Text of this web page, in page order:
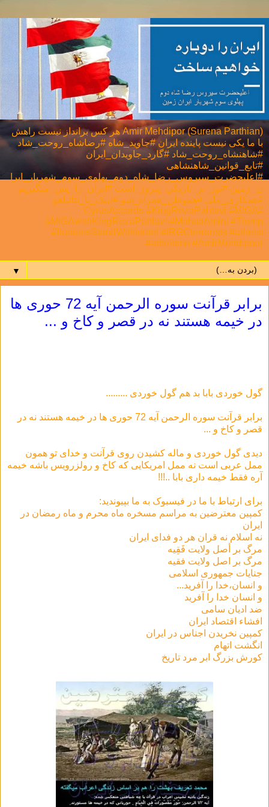
Amir Mehdipor (Surena Parthian) هر كس برانداز نيست راهش
با ما يكی نيست پاینده ایران #جاوید_شاه #رضاشاه_روحت_شاد
#شاهنشاه_روحت_شاد #گارد_جاویدان_ایران
#تابع_قوانین_شاهنشاهی
#اعلیحضرت_سیروس_رضا_شاه_دوم_پهلوی_سوم_شهریار_ایرا
ن_زمین #نور_بر_تاریکی_پیروز_است #ایران_را_پس_میگیریم
#همکاری_ملی⁩ #هموطن_همراه_شو #لبیک_یا_نتانیاهو
#CyrusAccords #KingRezaPahlavi #MIGA
#MIGAwithKingRezaPahlavi #MahsaAmini #Trump
#IraniansStandWithIsrael #IRGCterrorists #atheist
#atheisme #AmirMehdipour
▼
برابر قرآنت سوره الرحمن آیه 72 حوری ها
در خیمه هستند نه در قصر و کاخ و ...
گول خوردی بابا بد هم گول خوردی .........
برابر قرآنت سوره الرحمن آیه 72 حوری ها در خیمه هستند نه در
قصر و کاخ و ...
دیدی گول خوردی و ماله کشیدن روی قرآنت و خدای تو همون
ممل عربی است نه ممل امریکایی که کاخ و رولزرویس باشه خیمه
آره فقط خیمه داری بابا ..!!!
برای ارتباط با ما در فيسبوک به ما بپيونديد:
کمپین معترضین به مراسم مسخره ماه محرم و ماه رمضان در
ایران
نه اسلام نه قران هر دو فداى ايران
مرگ بر أصل ولايت فَقِيه
مرگ بر اصل ولایت فقیه
جنایات جمهوری اسلامی
و انسان،خدا را آفرید...
و انسان خدا را آفرید
ضد ادیان سامی
افشاء اقتصاد ایران
کمپین نخریدن اجناس در ایران
انگشت اتهام
كورش بزرگ ابر مرد تاريخ